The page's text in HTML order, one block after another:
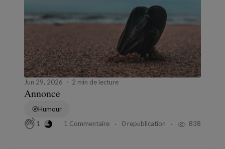
Jun 29, 2026 2 min de lecture
Annonce
Humour
1
1 Commentaire 0 republication 838